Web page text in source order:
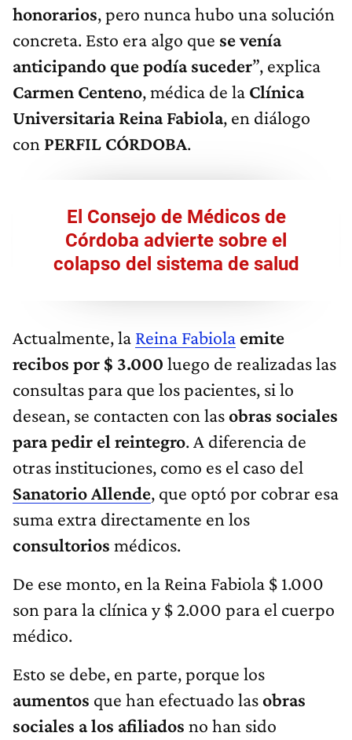
honorarios, pero nunca hubo una solución
concreta. Esto era algo que se venía
anticipando que podía suceder”, explica
Carmen Centeno, médica de la Clínica
Universitaria Reina Fabiola, en diálogo
con PERFIL CÓRDOBA.
El Consejo de Médicos de
Córdoba advierte sobre el
colapso del sistema de salud
Actualmente, la Reina Fabiola emite
recibos por $ 3.000 luego de realizadas las
consultas para que los pacientes, si lo
desean, se contacten con lasobras sociales
para pedir el reintegro. A diferencia de
otras instituciones, como es el caso del
Sanatorio Allende, que optó por cobrar esa
suma extra directamente en los
consultorios médicos.
De ese monto, en la Reina Fabiola $ 1.000
son para la clínica y $ 2.000 para el cuerpo
médico.
Esto se debe, en parte, porque los
aumentos que han efectuado lasobras
sociales a los afiliados no han sido